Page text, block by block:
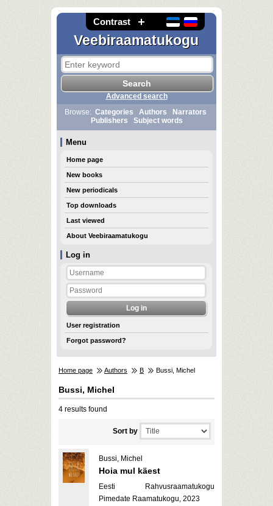
Contrast
Veebiraamatukogu
Log in
User registration
Forgot password?
Advanced search
Browse: Categories Authors
Narrators
Publishers
Subject words
Menu
Home page
New books
New periodicals
Top downloads
Last viewed
About Veebiraamatukogu
Home page Authors B Bussi, Michel
Bussi, Michel
4 results found
Sort by
Bussi, Michel
Hoia mul käest
Eesti Rahvusraamatukogu
Pimedate Raamatukogu, 2023